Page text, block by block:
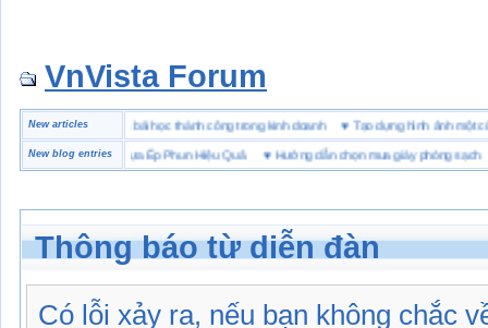
VnVista Forum
New articles
biệt” của Microsoft ♥4 bài học thành công trong kinh doanh♥Tạo dựng hình ảnh
New blog entries
Bột Màu Cho Nhựa Ép Phun Hiệu Quả♥ Hướng dẫn chọn mua giày phòng sạch♥
Thông báo từ diễn đàn
Có lỗi xảy ra, nếu bạn không chắc